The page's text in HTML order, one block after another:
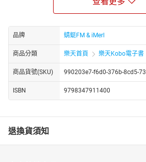
交往中寻求突破，还是在开创事业中寻求发
青年，渴望在生存线上站稳脚跟，还是三四
与家庭的双重稳定，亦或是五十岁的智者
平和——阳明心学都能为你提供宝贵的指引。
本书由知名主播周月亮老师倾情解读，他以
心学的精髓娓娓道来，既通俗易懂，又凝
周老师深入浅出地讲解了阳明心学的核心理
不仅如此，本书还融入了各派理论学说，
以更加开阔的视野和格局，去迎接未来的挑
让我们一起跟随周月亮老师的脚步，走进
品牌 蜻蜓FM & iMerl
商品分類 樂天首頁 樂天Kobo電子書
商品貨號(SKU) 990203e7-f6d0-376b-8cd5-
ISBN 9798347911400
退換貨須知